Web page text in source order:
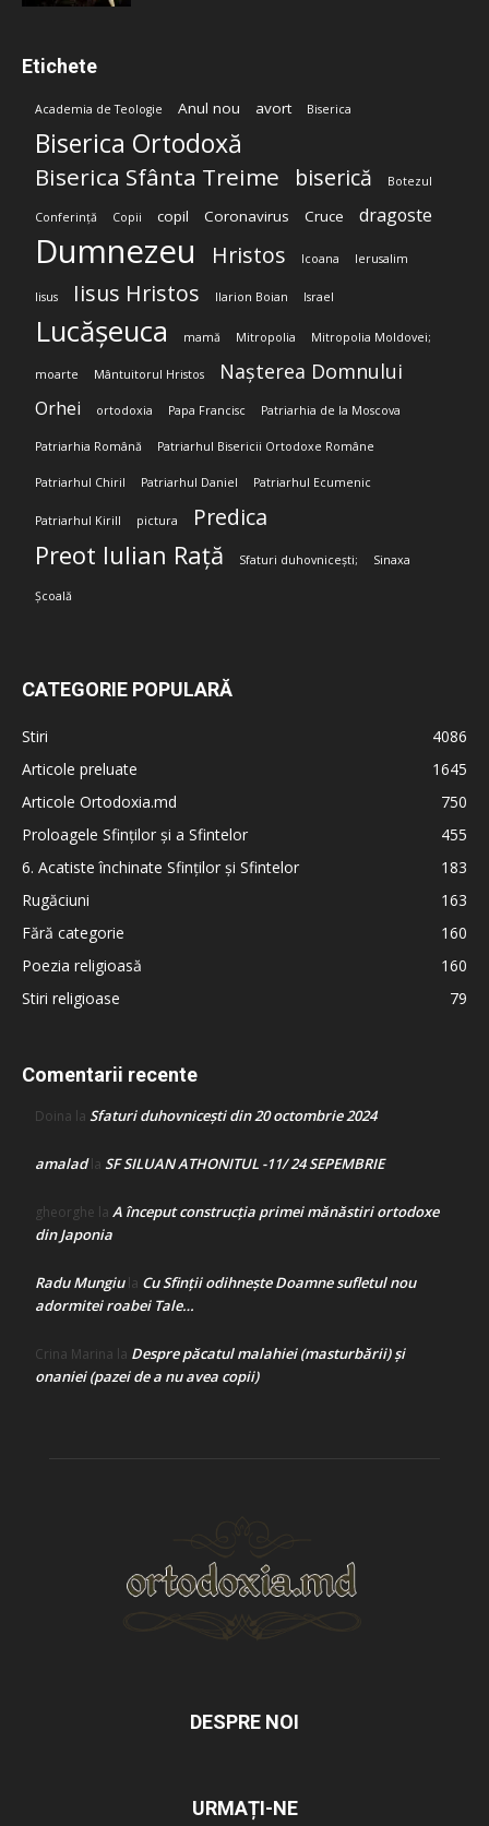
Etichete
Academia de Teologie Anul nou avort Biserica
Biserica Ortodoxă
Biserica Sfânta Treime biserică Botezul
Conferință Copii copil Coronavirus Cruce dragoste
Dumnezeu Hristos Icoana Ierusalim
Iisus Iisus Hristos Ilarion Boian Israel
Lucășeuca mamă Mitropolia Mitropolia Moldovei;
moarte Mântuitorul Hristos Nașterea Domnului
Orhei ortodoxia Papa Francisc Patriarhia de la Moscova
Patriarhia Română Patriarhul Bisericii Ortodoxe Române
Patriarhul Chiril Patriarhul Daniel Patriarhul Ecumenic
Patriarhul Kirill pictura Predica
Preot Iulian Rață Sfaturi duhovnicești; Sinaxa
Școală
CATEGORIE POPULARĂ
Stiri
4086
Articole preluate
1645
Articole Ortodoxia.md
750
Proloagele Sfinților și a Sfintelor
455
6. Acatiste închinate Sfinților și Sfintelor
183
Rugăciuni
163
Fără categorie
160
Poezia religioasă
160
Stiri religioase
79
Comentarii recente
Doina la Sfaturi duhovnicești din 20 octombrie 2024
amaladla SF SILUAN ATHONITUL -11/ 24 SEPEMBRIE
gheorghe la A început construcţia primei mănăstiri ortodoxe
din Japonia
Radu Mungiula Cu Sfinții odihnește Doamne sufletul nou
adormitei roabei Tale…
Crina Marina la Despre păcatul malahiei (masturbării) şi
onaniei (pazei de a nu avea copii)
DESPRE NOI
URMAȚI-NE